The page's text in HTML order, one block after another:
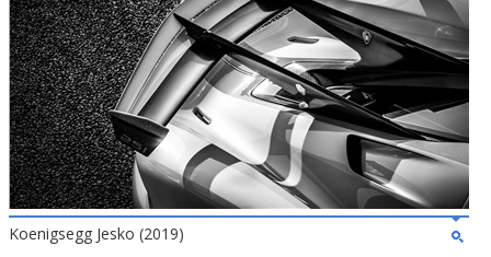
Koenigsegg Jesko (2019)